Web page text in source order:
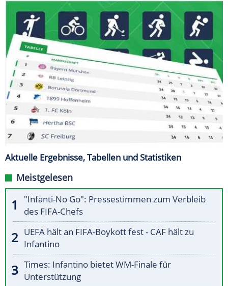
Aktuelle Ergebnisse, Tabellen und Statistiken
Meistgelesen
"Infanti-No Go": Pressestimmen zum Verbleib
des FIFA-Chefs
UEFA hält an FIFA-Boykott fest - CAF hält zu
Infantino
Times: Infantino bietet WM-Finale für
Unterstützung